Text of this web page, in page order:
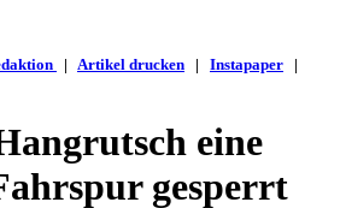
| Artikel drucken | Instapaper |
eine
gesperrt